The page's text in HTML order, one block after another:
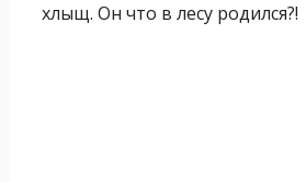
хлыщ. Он что в лесу родился?!